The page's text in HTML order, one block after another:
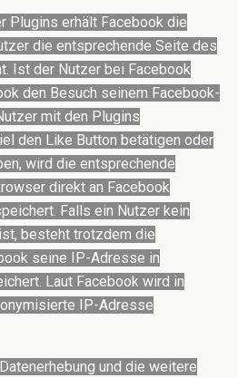
Plugins erhält Facebook die
die entsprechende Seite des
Ist der Nutzer bei Facebook
den Besuch seinem Facebook-
mit den Plugins
den Like Button betätigen oder
wird die entsprechende
direkt an Facebook
Falls ein Nutzer kein
besteht trotzdem die
seine IP-Adresse in
Laut Facebook wird in
IP-Adresse
und die weitere